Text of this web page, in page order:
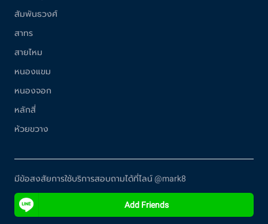
สัมพันธวงศ์
สาทร
สายไหม
หนองแขม
หนองจอก
หลักสี่
ห้วยขวาง
มีข้อสงสัยการใช้บริการสอบถามได้ที่ไลน์ @mark8
Add Friends